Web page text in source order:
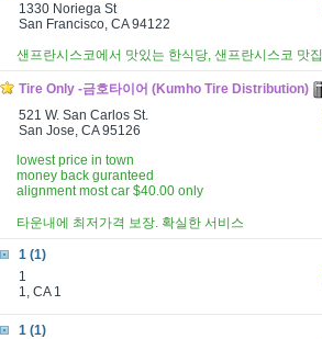
1330 Noriega St
San Francisco, CA 94122
샌프란시스코에서 맛있는 한식당, 샌프란시스코 맛집
Tire Only -금호타이어 (Kumho Tire Distribution)
521 W. San Carlos St.
San Jose, CA 95126
lowest price in town
money back guranteed
alignment most car $40.00 only
타운내에 최저가격 보장. 확실한 서비스
1 (1)
1
1, CA 1
1 (1)